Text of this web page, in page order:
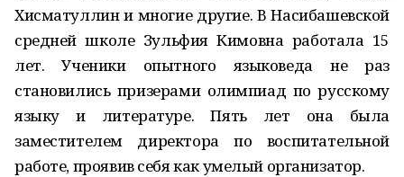
Хисматуллин и многие другие. В Насибашевской
средней школе Зульфия Кимовна работала 15
лет. Ученики опытного языковеда не раз
становились призерами олимпиад по русскому
языку и литературе. Пять лет она была
заместителем директора по воспитательной
работе, проявив себя как умелый организатор.